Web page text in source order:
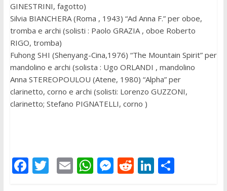
GINESTRINI, fagotto)
Silvia BIANCHERA (Roma , 1943) “Ad Anna F.” per oboe,
tromba e archi (solisti : Paolo GRAZIA , oboe Roberto
RIGO, tromba)
Fuhong SHI (Shenyang-Cina,1976) “The Mountain Spirit” per
mandolino e archi (solista : Ugo ORLANDI , mandolino
Anna STEREOPOULOU (Atene, 1980) “Alpha” per
clarinetto, corno e archi (solisti: Lorenzo GUZZONI,
clarinetto; Stefano PIGNATELLI, corno )
F T E W M R Li C